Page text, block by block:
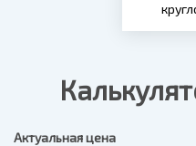
Актуальная цена